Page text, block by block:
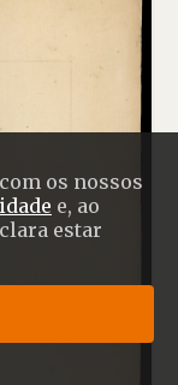
os nossos
e, ao
estar